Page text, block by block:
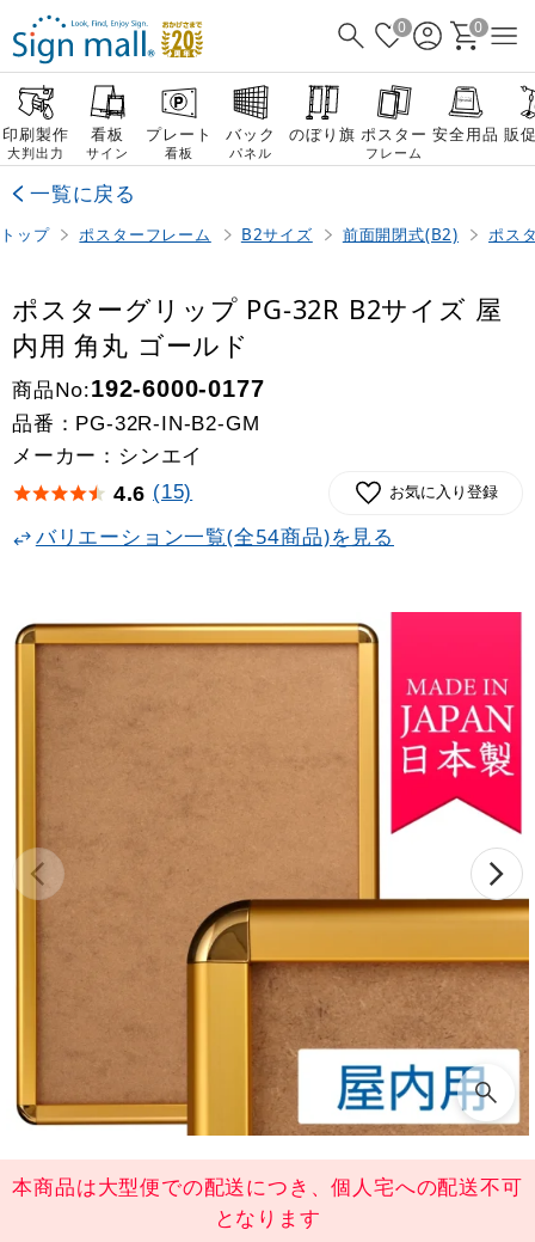
0 0
印刷製作
大判出力
看板
サイン
プレート
看板
バック
パネル
のぼり旗 ポスター
フレーム
安全用品 販
一覧に戻る
トップ ポスターフレーム B2サイズ 前面開閉式(B2) ポス
本商品は大型便での配送につき、個人宅への配送不可
となります
ポスターグリップ PG-32R B2サイズ 屋
内用 角丸 ゴールド
商品No:192-6000-0177
品番： PG-32R-IN-B2-GM
メーカー：シンエイ
4.6 (15) お気に入り登録
バリエーション一覧(全54商品)を見る